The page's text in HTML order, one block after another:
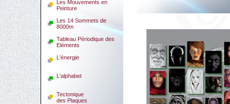
Les Mouvements en
Peinture
Les 14 Sommets de
8000m
Tableau Périodique des
Eléments
L'énergie
L'alphabet
Tectonique
des Plaques